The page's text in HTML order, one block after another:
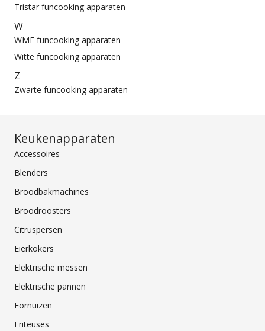
Tristar funcooking apparaten
W
WMF funcooking apparaten
Witte funcooking apparaten
Z
Zwarte funcooking apparaten
Keukenapparaten
Accessoires
Blenders
Broodbakmachines
Broodroosters
Citruspersen
Eierkokers
Elektrische messen
Elektrische pannen
Fornuizen
Friteuses